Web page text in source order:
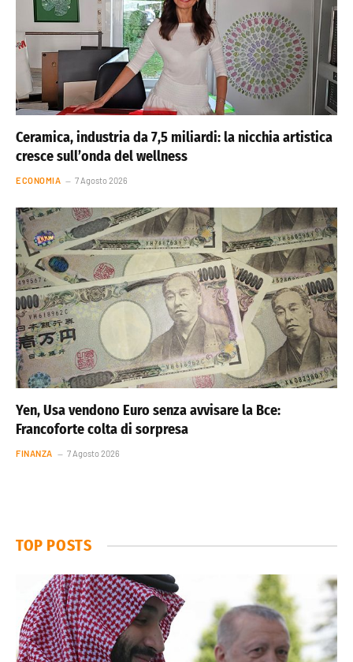
Ceramica, industria da 7,5 miliardi: la nicchia artistica
cresce sull’onda del wellness
ECONOMIA 7 Agosto 2026
Yen, Usa vendono Euro senza avvisare la Bce:
Francoforte colta di sorpresa
FINANZA 7 Agosto 2026
TOP POSTS